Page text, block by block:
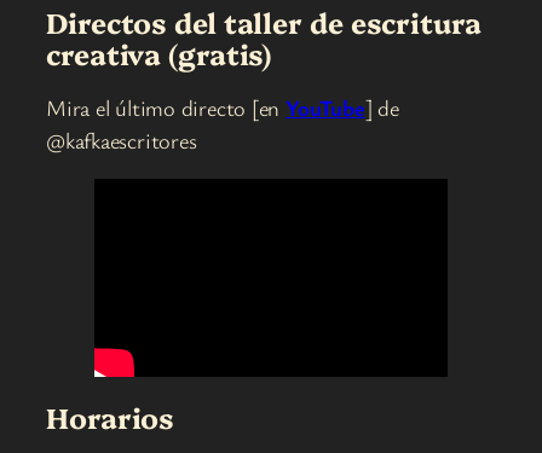
Directos del taller de escritura
creativa (gratis)
Mira el último directo [enYouTube] de
@kafkaescritores
Horarios